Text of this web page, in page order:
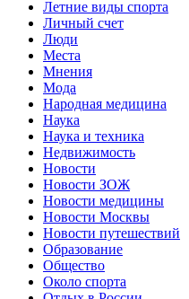
Летние виды спорта
Личный счет
Люди
Места
Мнения
Мода
Народная медицина
Наука
Наука и техника
Недвижимость
Новости
Новости ЗОЖ
Новости медицины
Новости Москвы
Новости путешествий
Образование
Общество
Около спорта